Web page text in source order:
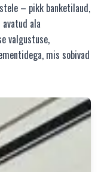
– pikk banketilaud,
ala
valgustuse,
mis sobivad